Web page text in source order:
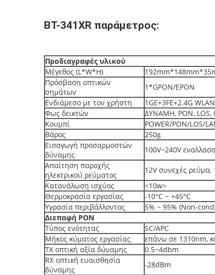
BT-341XR παράμετρος:
Προδιαγραφές υλικού
Μέγεθος (L*W*H)
Πρόσβαση οπτικών
σημάτων
1*GPON/EPON
Ενδιάμεσο με τον χρήστη
1GE+3FE+2.4G
Φως δεικτών
ΔΥΝΑΜΗ, PON, LOS,
Κουμπί
POWER/PON/LOS/
Βάρος
250g
Εισαγωγή προσαρμοστών
δύναμης
100V~240V
Απαίτηση παροχής
ηλεκτρικού ρεύματος
12V συνεχές ρεύμα,
Κατανάλωση ισχύος
<10w>
Θερμοκρασία εργασίας
-10°C ~ +45°C
Υγρασία περιβάλλοντος
5% ~ 95% (Non-
Διεπαφή PON
Τύπος ενότητας
SC/APC
Μήκος κύματος εργασίας
επάνω σε 1310nm,
TX οπτική αξία δύναμης
0.5~4dbm
RX οπτική ευαισθησία
δύναμης
-28dBm